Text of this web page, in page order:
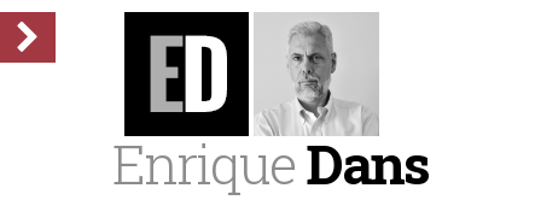
EnriqueDans